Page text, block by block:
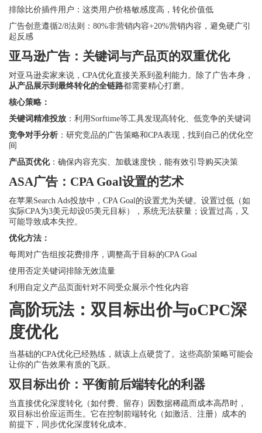
排除比价插件用户：这类用户价格敏感度高，转化价值低
广告创意遵循2/8法则：80%非营销内容+20%营销内容，避免硬广引
起反感
亚马逊广告：关键词与产品页的双重优化
对亚马逊卖家来说，CPA优化直接关系到盈利能力。除了广告本身，
从产品展示到最终转化的全链路都需要精心打磨。
核心策略：
关键词精准投放 ：利用Sorftime等工具发现高转化、低竞争的关键词
竞争对手分析 ：研究竞品的广告策略和CPA表现，找到自己的优化空
间
产品页优化：确保内容充实、加载速度快，能有效引导购买决策
ASA广告：CPA Goal设置的艺术
在苹果Search Ads投放中，CPA Goal的设置尤为关键。设置过低（如
实际CPA为3美元却设05美元目标），系统无法获量；设置过高，又
可能导致成本失控。
优化方法：
每周对广告组按花费排序，调整高于目标的CPA Goal
使用否定关键词排除无效流量
利用自定义产品页面针对不同受众展示个性化内容
高阶玩法：双目标出价与oCPC深
度优化
当基础的CPA优化已经熟练，就该上点硬货了。这些高阶策略可能会
让你的广告效果有质的飞跃。
双目标出价：平衡前后端转化的利器
当直接优化深度转化（如付费、留存）因数据稀疏而成本高昂时，
双目标出价应运而生。它在控制前端转化（如激活、注册）成本的
前提下，同步优化深度转化成本。